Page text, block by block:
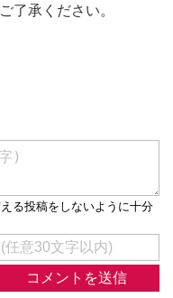
了承ください。